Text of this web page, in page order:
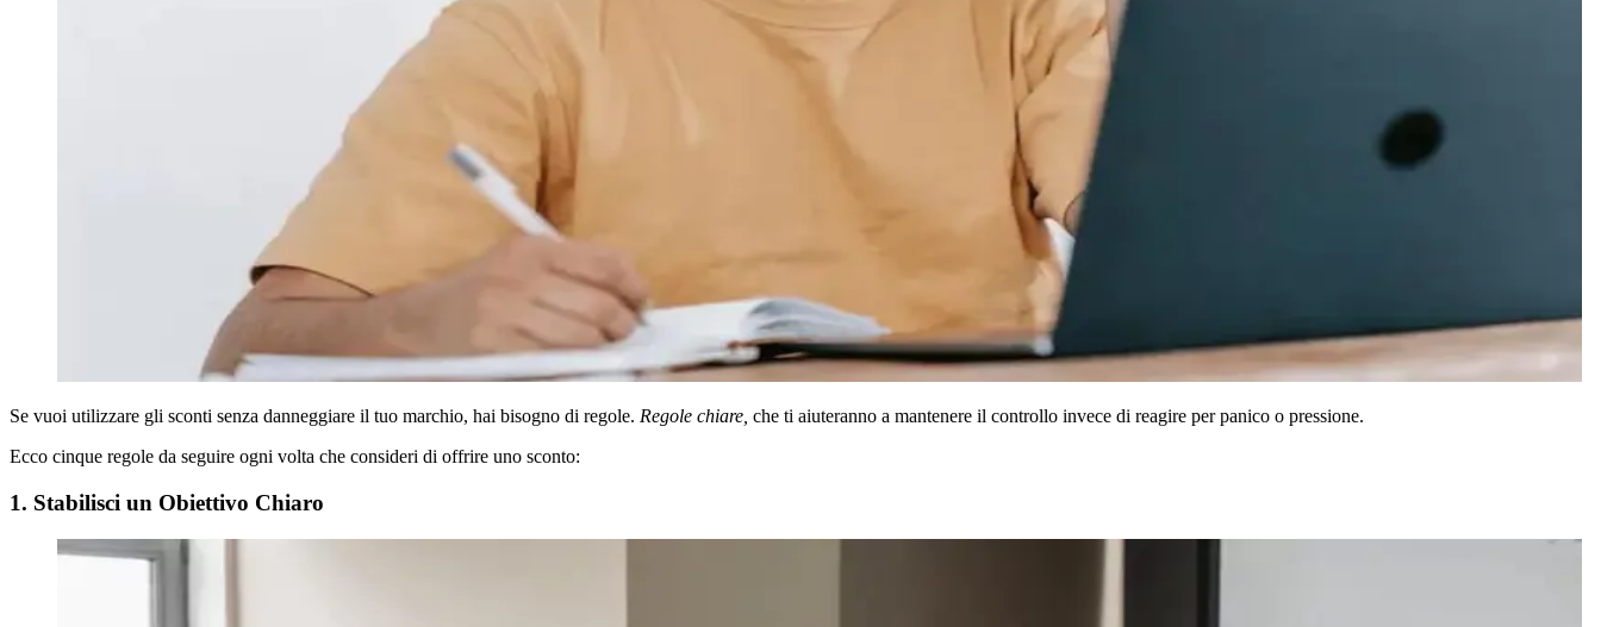
Se vuoi utilizzare gli sconti senza danneggiare il tuo marchio, hai bisogno di regole. Regole chiare, che ti aiuteranno a mantenere il controllo invece di reagire per panico o pressione.
Ecco cinque regole da seguire ogni volta che consideri di offrire uno sconto:
1. Stabilisci un Obiettivo Chiaro